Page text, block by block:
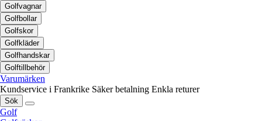
Golfvagnar
Golfbollar
Golfskor
Golfkläder
Golfhandskar
Golftillbehör
Varumärken
Kundservice i Frankrike Säker betalning Enkla returer
Sök
Golf